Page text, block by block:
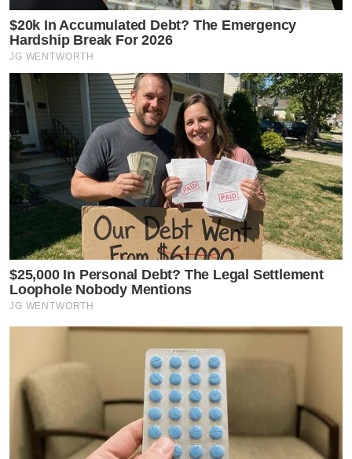
$20k In Accumulated Debt? The Emergency
Hardship Break For 2026
JG WENTWORTH
$25,000 In Personal Debt? The Legal Settlement
Loophole Nobody Mentions
JG WENTWORTH